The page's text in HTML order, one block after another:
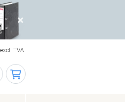
Close
TVA.